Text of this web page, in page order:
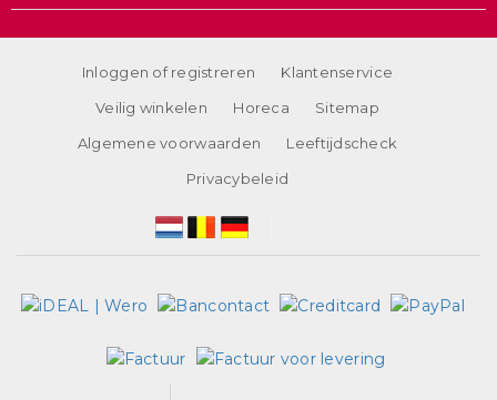
Inloggen of registreren
Klantenservice
Veilig winkelen
Horeca
Sitemap
Algemene voorwaarden
Leeftijdscheck
Privacybeleid